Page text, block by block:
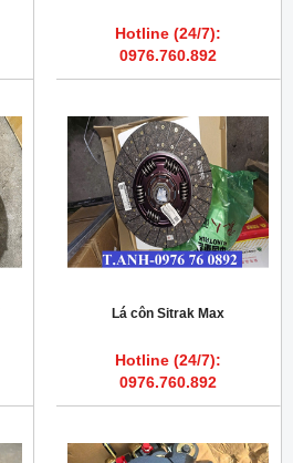
Hotline (24/7):
0976.760.892
Lá côn Sitrak Max
Hotline (24/7):
0976.760.892